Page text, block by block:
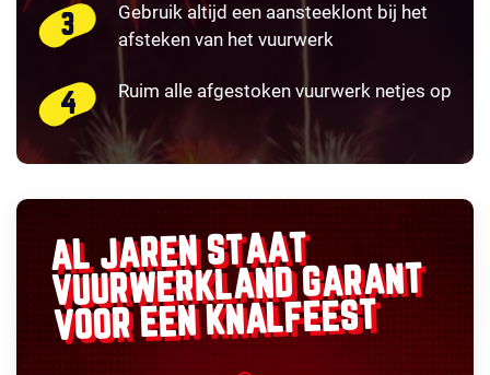
Gebruik altijd een aansteeklont bij het
afsteken van het vuurwerk
Ruim alle afgestoken vuurwerk netjes op
AL JAREN STAAT
VUURWERKLANDGARANT
VOOR EEN KNALFEEST